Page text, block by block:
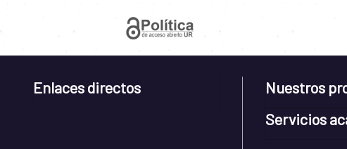
Enlaces directos
Nuestros
Servicios